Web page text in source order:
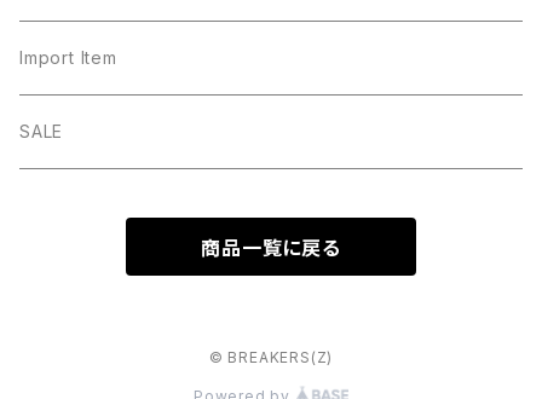
Import Item
SALE
商品一覧に戻る
© BREAKERS(Z)